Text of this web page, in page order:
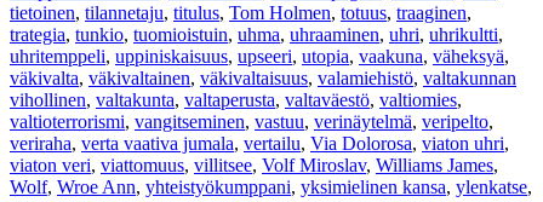
tietoinen, tilannetaju, titulus, Tom Holmen, totuus, traaginen,
trategia, tunkio, tuomioistuin, uhma, uhraaminen, uhri, uhrikultti,
uhritemppeli, uppiniskaisuus, upseeri, utopia, vaakuna, väheksyä,
väkivalta, väkivaltainen, väkivaltaisuus, valamiehistö, valtakunnan
vihollinen, valtakunta, valtaperusta, valtaväestö, valtiomies,
valtioterrorismi, vangitseminen, vastuu, verinäytelmä, veripelto,
veriraha, verta vaativa jumala, vertailu, Via Dolorosa, viaton uhri,
viaton veri, viattomuus, villitsee, Volf Miroslav, Williams James,
Wolf, Wroe Ann, yhteistyökumppani, yksimielinen kansa, ylenkatse,